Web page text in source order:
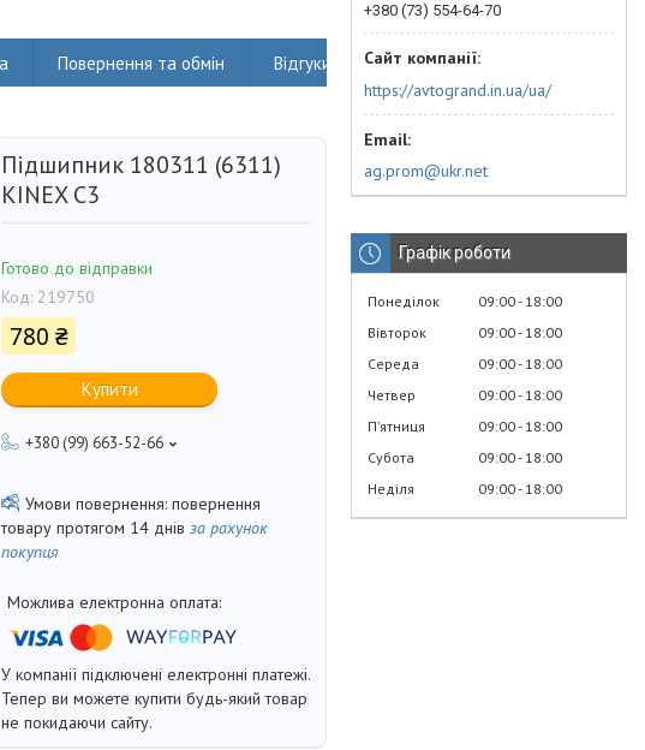
Повернення та обмін Відгуки
Підшипник 180311 (6311)
KINEX С3
Готово до відправки
Код: 219750
780 ₴
Купити
+380 (99) 663-52-66
повернення
товару протягом 14 днів за рахунок
покупця
У компанії підключені електронні платежі.
Тепер ви можете купити будь-який товар
не покидаючи сайту.
+380 (73) 554-64-70
https://avtogrand.in.ua/ua/
ag.prom@ukr.net
Графік роботи
Понеділок 09:00 18:00
Вівторок
09:00 18:00
Середа
09:00 18:00
Четвер
09:00 18:00
Пʼятниця
09:00 18:00
Субота
09:00 18:00
Неділя
09:00 18:00